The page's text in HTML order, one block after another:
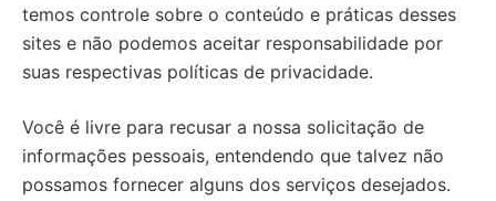
temos controle sobre o conteúdo e práticas desses
sites e não podemos aceitar responsabilidade por
suas respectivas políticas de privacidade.
Você é livre para recusar a nossa solicitação de
informações pessoais, entendendo que talvez não
possamos fornecer alguns dos serviços desejados.